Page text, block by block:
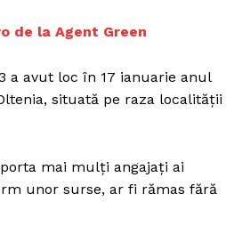
de la Agent Green
a avut loc în 17 ianuarie anul
situată pe raza localităţii
mai mulţi angajaţi ai
unor surse, ar fi rămas fără